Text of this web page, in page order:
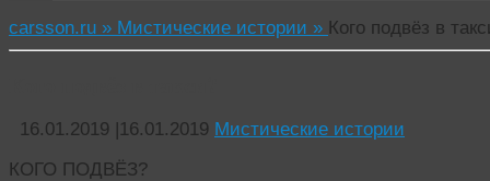
carsson.ru » Мистические истории » Кого подвёз в
16.01.2019 |16.01.2019 Мистические истории
КОГО ПОДВЁЗ?